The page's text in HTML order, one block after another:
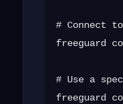
# Connect
freeguard
# Use a
freeguard